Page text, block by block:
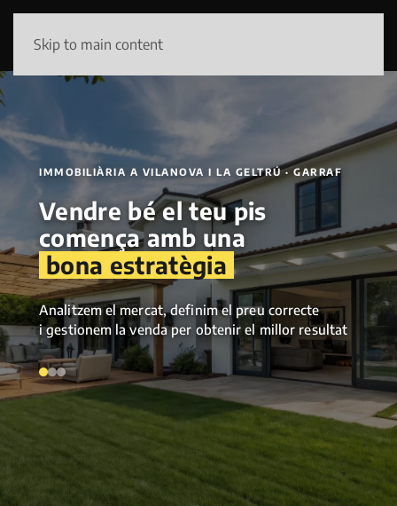
Skip to main content
IMMOBILIÀRIA A VILANOVA I LA GELTRÚ · GARRAF
Vendre bé el teu pis
comença amb una
bona estratègia
Analitzem el mercat, definim el preu correcte
i gestionem la venda per obtenir el millor resultat